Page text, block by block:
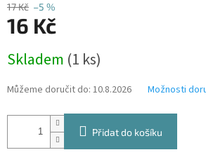
17 Kč –5 %
16 Kč
cena:
Skladem (1 ks)
Můžeme doručit do: 10.8.2026 Možnosti
Přidat do košíku